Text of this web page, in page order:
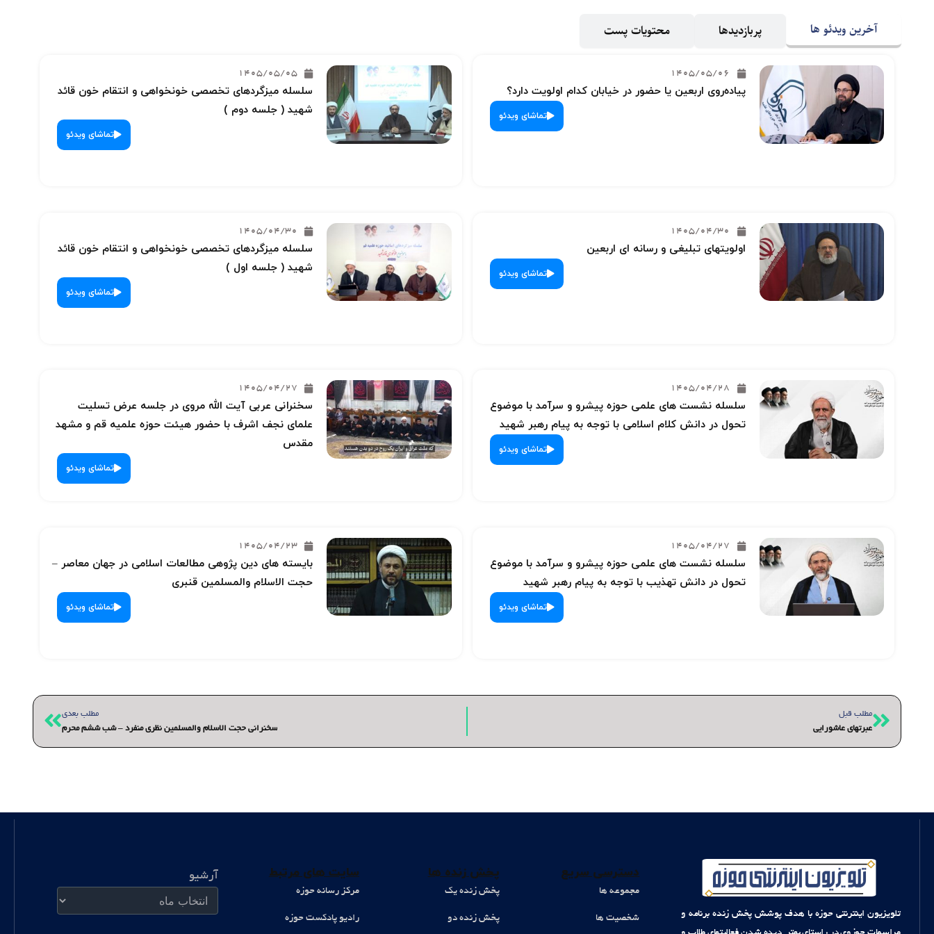
آخرین ویدئو ها پربازدیدها محتویات پست
1405/05/06
پیاده‌روی اربعین یا حضور در خیابان کدام اولویت دارد؟
تماشای ویدئو
1405/05/05
سلسله میزگردهای تخصصی خونخواهی و انتقام خون قائد
شهید ( جلسه دوم )
تماشای ویدئو
1405/04/30
اولویتهای تبلیغی و رسانه ای اربعین
تماشای ویدئو
1405/04/30
سلسله میزگردهای تخصصی خونخواهی و انتقام خون قائد
شهید ( جلسه اول )
تماشای ویدئو
1405/04/28
سلسله نشست های علمی حوزه پیشرو و سرآمد با موضوع
تحول در دانش کلام اسلامی با توجه به پیام رهبر شهید
تماشای ویدئو
1405/04/27
سخنرانی عربی آیت الله مروی در جلسه عرض تسلیت
علمای نجف اشرف با حضور هیئت حوزه علمیه قم و مشهد
مقدس
تماشای ویدئو
1405/04/27
سلسله نشست های علمی حوزه پیشرو و سرآمد با موضوع
تحول در دانش تهذیب با توجه به پیام رهبر شهید
تماشای ویدئو
1405/04/23
بایسته های دین پژوهی مطالعات اسلامی در جهان معاصر –
حجت الاسلام والمسلمین قنبری
تماشای ویدئو
قبلیمطلب قبل
عبرتهای عاشورایی
مطلب بعدی
سخنرانی حجت الاسلام والمسلمین نظری منفرد – شب ششم محرم
بعدی
تلویزیون اینترنتی حوزه با هدف پوشش پخش زنده برنامه و
دسترسی سریع
مجموعه ها
شخصیت ها
پخش زنده ها
پخش زنده یک
پخش زنده دو
سایت های مرتبط
مرکز رسانه حوزه
رادیو پادکست حوزه
آرشیو
آرشیو